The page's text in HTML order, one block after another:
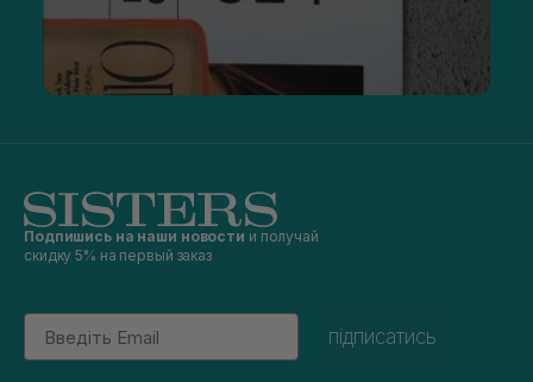
Подпишись на наши новости и получай
скидку 5% на первый заказ
Email
підписатись